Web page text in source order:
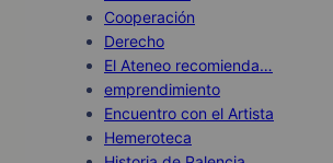
Cooperación
Derecho
El Ateneo recomienda…
emprendimiento
Encuentro con el Artista
Hemeroteca